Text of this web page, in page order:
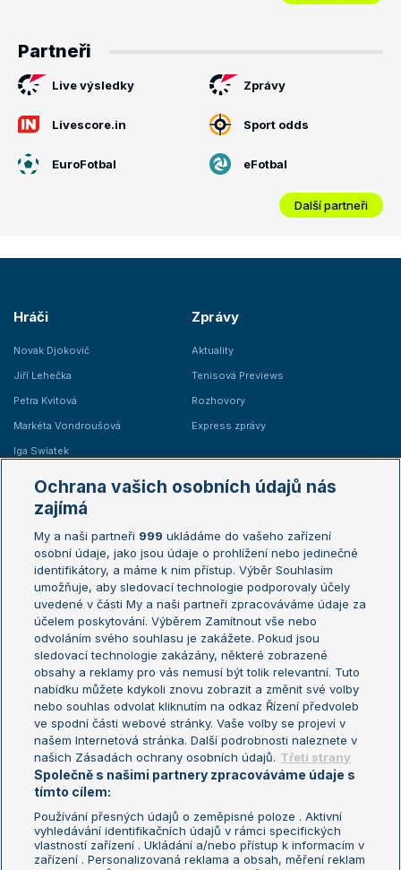
Partneři
Live výsledky Zprávy
Livescore.in Sport odds
EuroFotbal eFotbal
Další partneři
Hráči
Novak Djokovič
Jiří Lehečka
Petra Kvitová
Markéta Vondroušová
Iga Swiatek
Zprávy
Aktuality
Tenisová Previews
Rozhovory
Express zprávy
Žebříčky
Žebříček ATP (muži)
Žebříček WTA (ženy)
Sázkařský žebříček
Australian Open
French Open
Wimbledon
US Open
Turnaj mistrů
Turnaj mistryň
Aktualní trendy
Fotbalové přestupy
Livesport Daily
LS Prague Open
Podmínky užití
Nastavení soukromí
GDPR a žurnalistika
Reklama
Ochrana vašich osobních údajů nás
zajímá
My a naši partneři 999 ukládáme do vašeho zařízení
osobní údaje, jako jsou údaje o prohlížení nebo jedinečné
identifikátory, a máme k nim přístup. Výběr Souhlasím
umožňuje, aby sledovací technologie podporovaly účely
uvedené v části My a naši partneři zpracováváme údaje za
účelem poskytování. Výběrem Zamítnout vše nebo
odvoláním svého souhlasu je zakážete. Pokud jsou
sledovací technologie zakázány, některé zobrazené
obsahy a reklamy pro vás nemusí být tolik relevantní. Tuto
nabídku můžete kdykoli znovu zobrazit a změnit své volby
nebo souhlas odvolat kliknutím na odkaz Řízení předvoleb
ve spodní části webové stránky. Vaše volby se projeví v
našem Internetová stránka. Další podrobnosti naleznete v
našich Zásadách ochrany osobních údajů. Třetí strany
Společně s našimi partnery zpracováváme údaje s
tímto cílem:
Používání přesných údajů o zeměpisné poloze . Aktivní
vyhledávání identifikačních údajů v rámci specifických
vlastností zařízení . Ukládání a/nebo přístup k informacím v
zařízení . Personalizovaná reklama a obsah, měření reklam